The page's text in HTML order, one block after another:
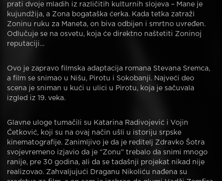
prati dvoje mladih iz različitih kulturnih slojeva – Mane je
kujundžija, a Zona bogataška ćerka. Kada tetka zatraži
Zoninu ruku za Maneta, on biva odbijen i smrtno uvređen.
Odlučuje se na osvetu, koja će direktno naštetiti Zoninoj
reputaciji…
Ovo je zapravo filmska adaptacija romana Stevana Sremca,
a film se snimao u Nišu, Pirotu i Sokobanji. Najveći deo
scena je sniman u kući u ulici u Pirotu, koja je sačuvala
izgled iz 19. veka.
Glavne uloge tumačili su Katarina Radivojević i Vojin
Ćetković, koji su na ovaj način ušli u istoriju srpske
kinematografije. Zanimljivo je da je reditelj Zdravko Šotra
svojevremeno izjavio da je “Zonu” trebalo da snimi mnogo
ranije, pre 30 godina, ali da se tadašnji projekat nikad nije
realizovao. Zahvaljujući Draganu Nikoliću nađena su